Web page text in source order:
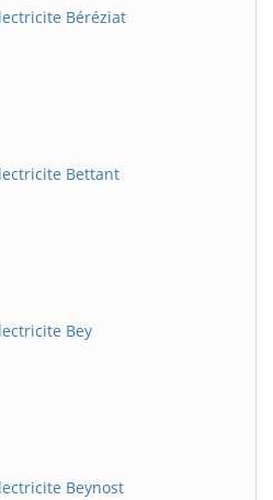
Béréziat
Bettant
Bey
Beynost